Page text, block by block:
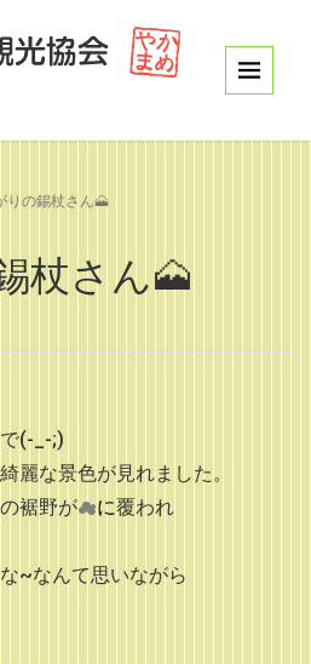
りの錫杖さん🗻
杖さん🗻
(-_-;)
麗な景色が見れました。
裾野が☁に覆われ
~なんて思いながら